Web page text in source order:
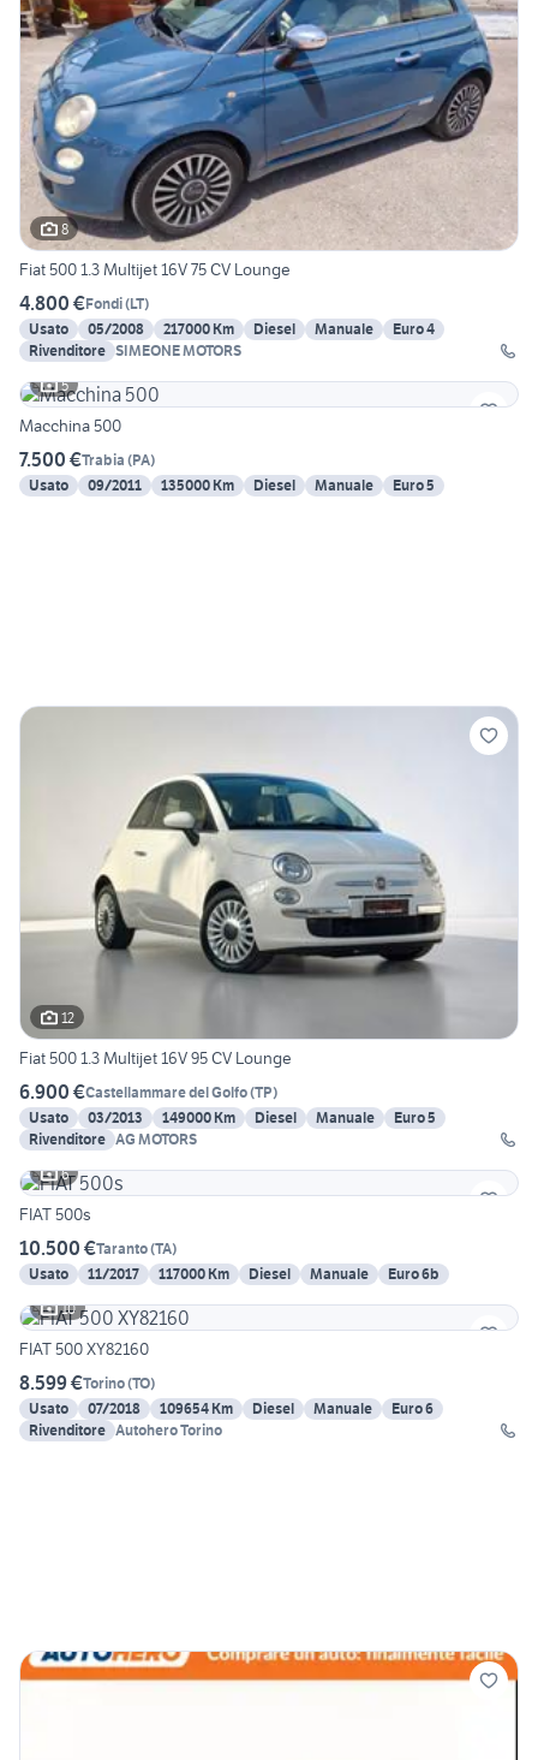
8
Fiat 500 1.3 Multijet 16V 75 CV Lounge
4.800 €Fondi(LT)
Usato
05/2008 217000 Km Diesel Manuale
Euro 4
Rivenditore SIMEONE MOTORS
5
Macchina 500
7.500 €Trabia (PA)
Usato
09/2011 135000 Km Diesel Manuale Euro 5
12
Fiat 500 1.3 Multijet 16V 95 CV Lounge
6.900 €Castellammare del Golfo(TP)
Usato
03/2013 149000 Km Diesel Manuale
Euro 5
Rivenditore AG MOTORS
6
FIAT 500s
10.500 €Taranto(TA)
Usato
11/2017 117000 Km Diesel Manuale
Euro 6b
10
FIAT 500 XY82160
8.599 €Torino(TO)
Usato
07/2018 109654 Km Diesel Manuale
Euro 6
Rivenditore Autohero Torino